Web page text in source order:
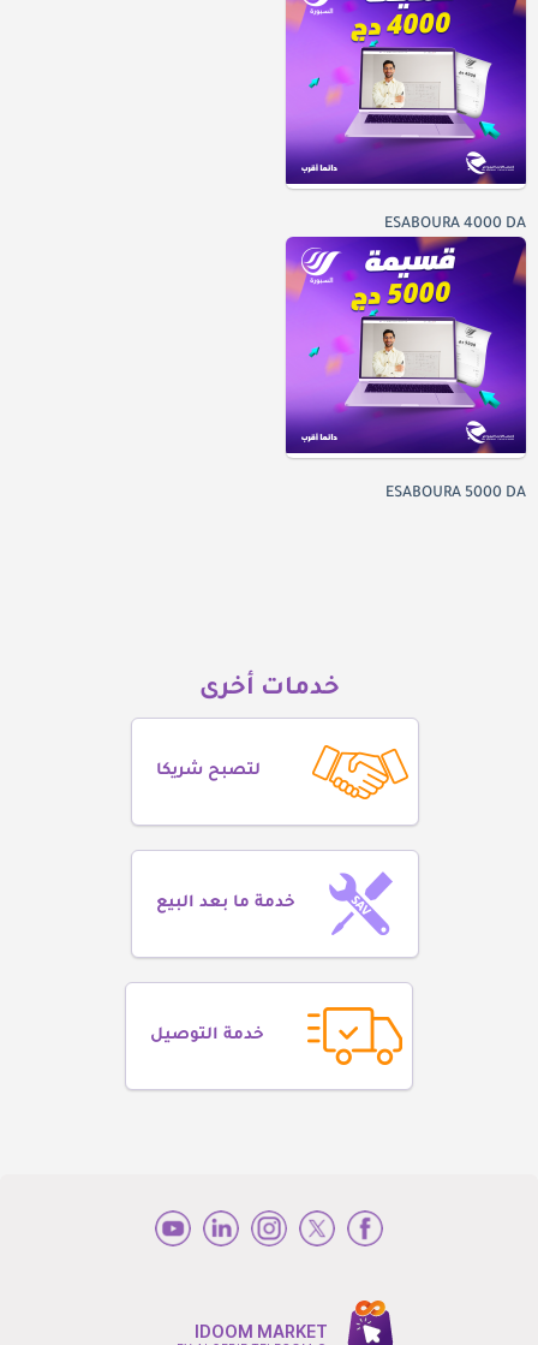
ESABOURA 4000 DA
ESABOURA 5000 DA
خدمات أخرى
لتصبح شريكا
خدمة ما بعد البيع
خدمة التوصيل
IDOOM MARKET